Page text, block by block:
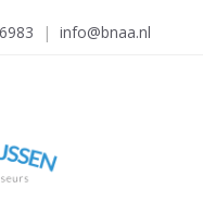
| info@bnaa.nl